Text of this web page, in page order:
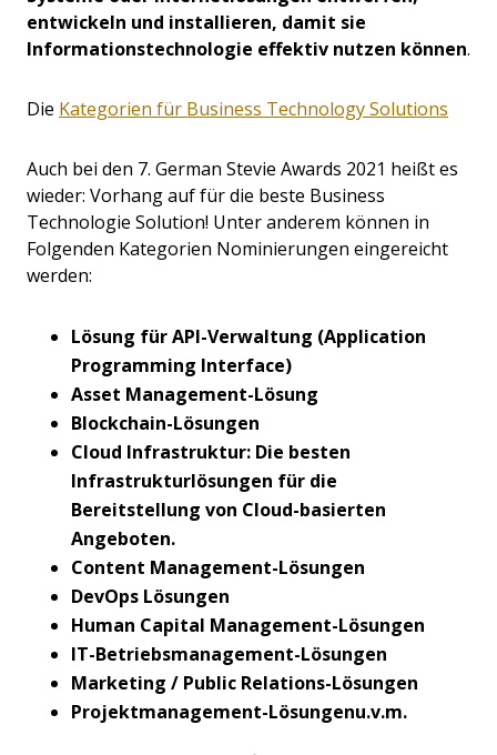
entwickeln und installieren, damit sie
Informationstechnologie effektiv nutzen können.
Die Kategorien für Business Technology Solutions
Auch bei den 7. German Stevie Awards 2021 heißt es
wieder: Vorhang auf für die beste Business
Technologie Solution! Unter anderem können in
Folgenden Kategorien Nominierungen eingereicht
werden:
Lösung für API-Verwaltung (Application
Programming Interface)
Asset Management-Lösung
Blockchain-Lösungen
Cloud Infrastruktur: Die besten
Infrastrukturlösungen für die
Bereitstellung von Cloud-basierten
Angeboten.
Content Management-Lösungen
DevOps Lösungen
Human Capital Management-Lösungen
IT-Betriebsmanagement-Lösungen
Marketing / Public Relations-Lösungen
Projektmanagement-Lösungenu.v.m.